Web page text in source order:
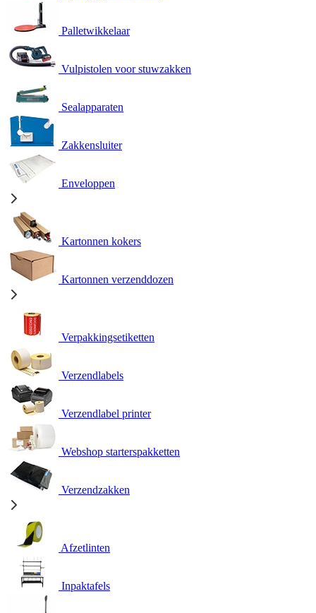
Palletwikkelaar
Vulpistolen voor stuwzakken
Sealapparaten
Zakkensluiter
Enveloppen
Kartonnen kokers
Kartonnen verzenddozen
Verpakkingsetiketten
Verzendlabels
Verzendlabel printer
Webshop starterspakketten
Verzendzakken
Afzetlinten
Inpaktafels